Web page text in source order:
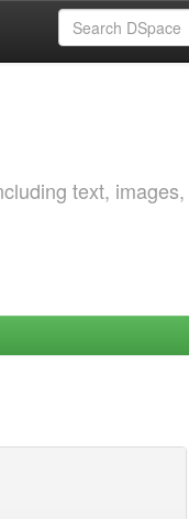
text, images,